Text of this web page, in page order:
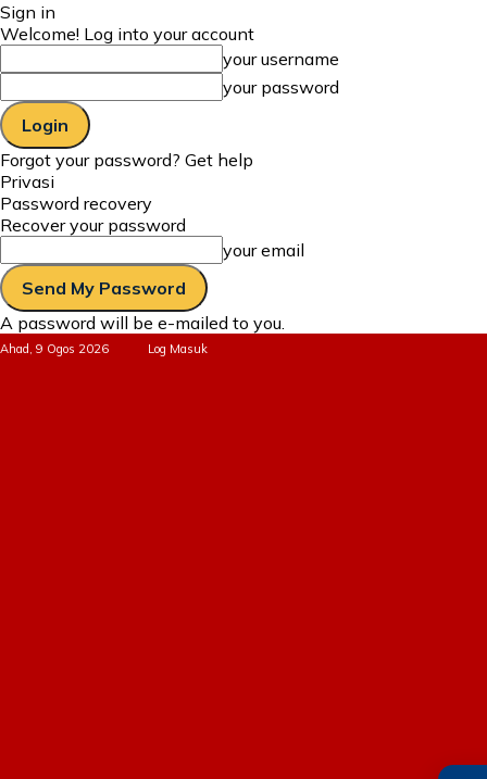
Sign in
Welcome! Log into your account
your username
your password
Forgot your password? Get help
Privasi
Password recovery
Recover your password
your email
A password will be e-mailed to you.
Ahad, 9 Ogos 2026 Log Masuk